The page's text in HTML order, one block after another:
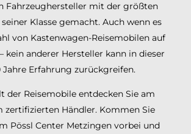
Fahrzeughersteller mit der größten
Klasse gemacht. Auch wenn es
von Kastenwagen-Reisemobilen auf
kein anderer Hersteller kann in dieser
Jahre Erfahrung zurückgreifen.
der Reisemobile entdecken Sie am
zertifizierten Händler. Kommen Sie
Pössl Center Metzingen vorbei und